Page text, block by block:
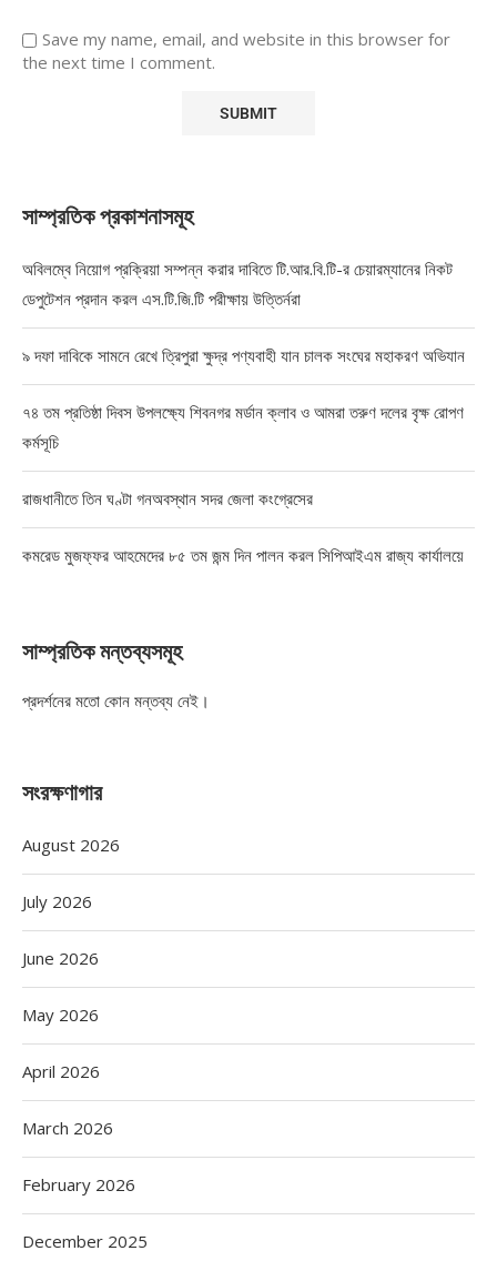
Save my name, email, and website in this browser for
the next time I comment.
সাম্প্রতিক প্রকাশনাসমূহ
অবিলম্বে নিয়োগ প্রক্রিয়া সম্পন্ন করার দাবিতে টি.আর.বি.টি-র চেয়ারম্যানের নিকট
ডেপুটেশন প্রদান করল এস.টি.জি.টি পরীক্ষায় উত্তির্নরা
৯ দফা দাবিকে সামনে রেখে ত্রিপুরা ক্ষুদ্র পণ্যবাহী যান চালক সংঘের মহাকরণ অভিযান
৭৪ তম প্রতিষ্ঠা দিবস উপলক্ষ্যে শিবনগর মর্ডান ক্লাব ও আমরা তরুণ দলের বৃক্ষ রোপণ
কর্মসূচি
রাজধানীতে তিন ঘণ্টা গনঅবস্থান সদর জেলা কংগ্রেসের
কমরেড মুজফ্ফর আহমেদের ৮৫ তম জন্ম দিন পালন করল সিপিআইএম রাজ্য কার্যালয়ে
সাম্প্রতিক মন্তব্যসমূহ
প্রদর্শনের মতো কোন মন্তব্য নেই।
সংরক্ষণাগার
August 2026
July 2026
June 2026
May 2026
April 2026
March 2026
February 2026
December 2025